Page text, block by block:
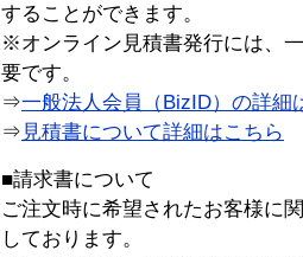
することができます。
※オンライン見積書発行には、
要です。
⇒一般法人会員（BizID）の詳細
⇒ 見積書について詳細はこちら
■請求書について
ご注文時に希望されたお客様に
しております。